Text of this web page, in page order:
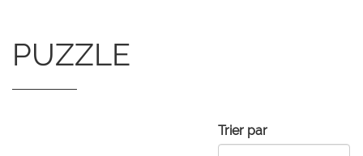
PUZZLE
Trier par